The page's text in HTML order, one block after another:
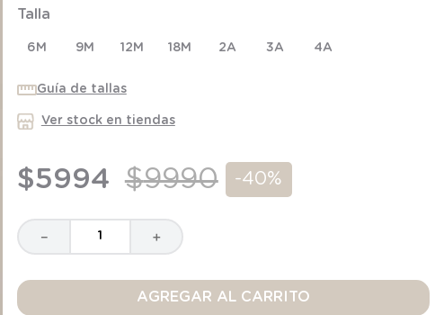
Talla
6M 9M 12M 18M 2A 3A 4A
Guía de tallas
Ver stock en tiendas
$5994 $9990 -40%
＋
－
AGREGAR AL CARRITO